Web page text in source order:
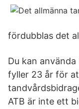
fördubblas det
Du kan
fyller 23 år för
ATB är inte ett